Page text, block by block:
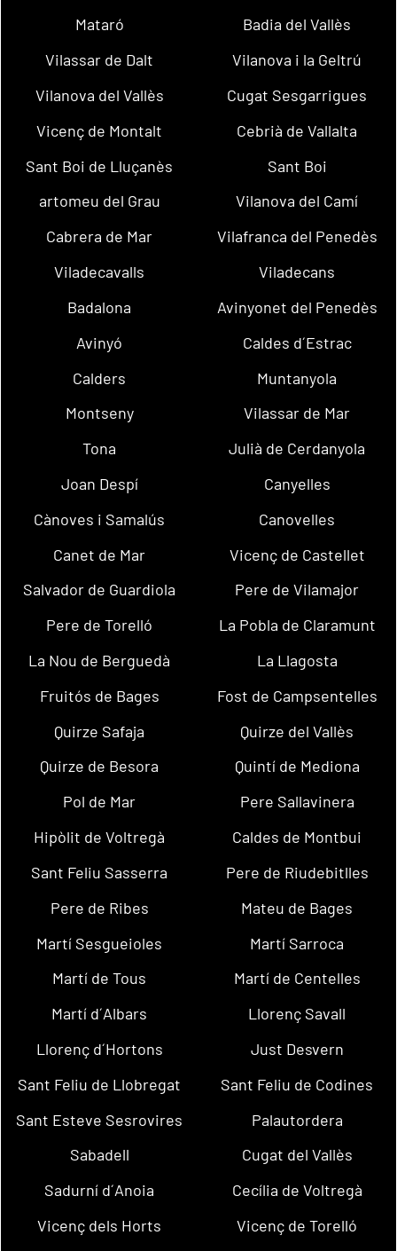
Mataró
Badia del Vallès
Vilassar de Dalt
Vilanova i la Geltrú
Vilanova del Vallès
Cugat Sesgarrigues
Vicenç de Montalt
Cebrià de Vallalta
Sant Boi de Lluçanès
Sant Boi
artomeu del Grau
Vilanova del Camí
Cabrera de Mar
Vilafranca del Penedès
Viladecavalls
Viladecans
Badalona
Avinyonet del Penedès
Avinyó
Caldes d´Estrac
Calders
Muntanyola
Montseny
Vilassar de Mar
Tona
Julià de Cerdanyola
Joan Despí
Canyelles
Cànoves i Samalús
Canovelles
Canet de Mar
Vicenç de Castellet
Salvador de Guardiola
Pere de Vilamajor
Pere de Torelló
La Pobla de Claramunt
La Nou de Berguedà
La Llagosta
Fruitós de Bages
Fost de Campsentelles
Quirze Safaja
Quirze del Vallès
Quirze de Besora
Quintí de Mediona
Pol de Mar
Pere Sallavinera
Hipòlit de Voltregà
Caldes de Montbui
Sant Feliu Sasserra
Pere de Riudebitlles
Pere de Ribes
Mateu de Bages
Martí Sesgueioles
Martí Sarroca
Martí de Tous
Martí de Centelles
Martí d´Albars
Llorenç Savall
Llorenç d´Hortons
Just Desvern
Sant Feliu de Llobregat
Sant Feliu de Codines
Sant Esteve Sesrovires
Palautordera
Sabadell
Cugat del Vallès
Sadurní d´Anoia
Cecília de Voltregà
Vicenç dels Horts
Vicenç de Torelló